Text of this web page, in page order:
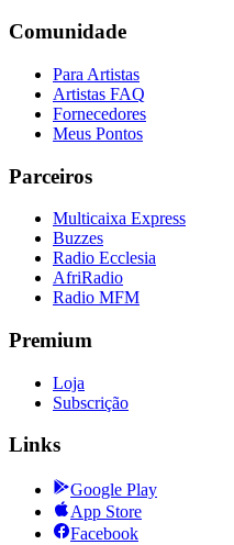
Comunidade
Para Artistas
Artistas FAQ
Fornecedores
Meus Pontos
Parceiros
Multicaixa Express
Buzzes
Radio Ecclesia
AfriRadio
Radio MFM
Premium
Loja
Subscrição
Links
Google Play
App Store
Facebook